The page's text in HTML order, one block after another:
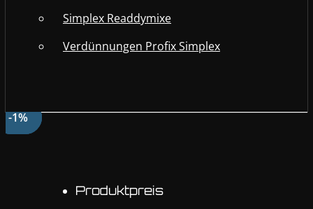
Simplex Readdymixe
Verdünnungen Profix Simplex
Produktpreis
-9%
-9%
-1%